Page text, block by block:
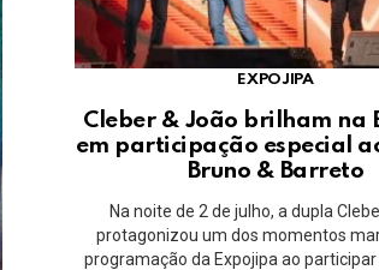
EXPOJIPA
Cleber & João brilham na
em participação especial
Bruno & Barreto
Na noite de 2 de julho, a dupla
protagonizou um dos momentos
programação da Expojipa ao